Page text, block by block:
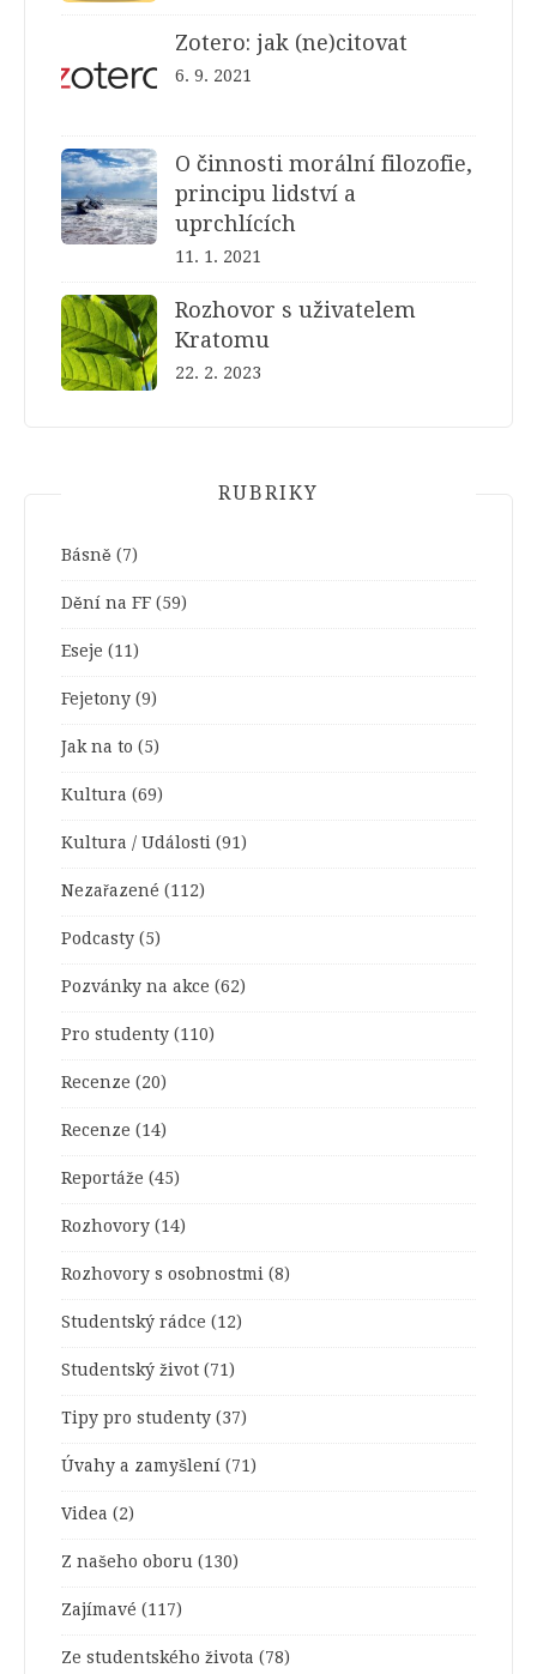
Zotero: jak (ne)citovat
6. 9. 2021
O činnosti morální filozofie,
principu lidství a
uprchlících
11. 1. 2021
Rozhovor s uživatelem
Kratomu
22. 2. 2023
RUBRIKY
Básně (7)
Dění na FF (59)
Eseje (11)
Fejetony (9)
Jak na to (5)
Kultura (69)
Kultura / Události (91)
Nezařazené (112)
Podcasty (5)
Pozvánky na akce (62)
Pro studenty (110)
Recenze (20)
Recenze (14)
Reportáže (45)
Rozhovory (14)
Rozhovory s osobnostmi (8)
Studentský rádce (12)
Studentský život (71)
Tipy pro studenty (37)
Úvahy a zamyšlení (71)
Videa (2)
Z našeho oboru (130)
Zajímavé (117)
Ze studentského života (78)